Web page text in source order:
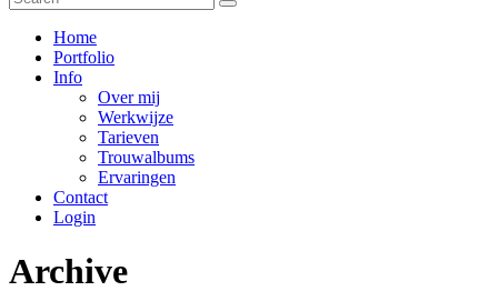
Home
Portfolio
Info
Over mij
Werkwijze
Tarieven
Trouwalbums
Ervaringen
Contact
Login
Archive